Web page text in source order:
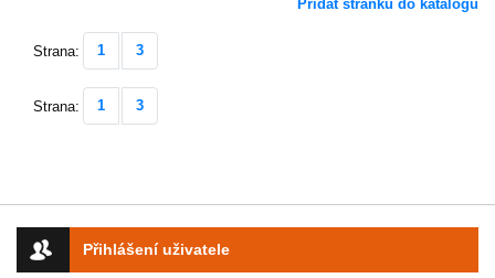
Přihlášení uživatele
Přidat stránku do katalogu
Strana: 1 3
Strana: 1 3